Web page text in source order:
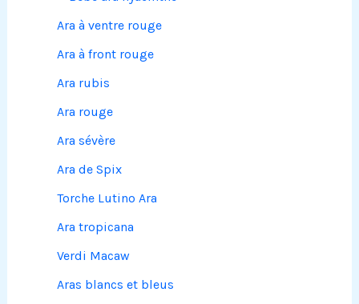
Ara à ventre rouge
Ara à front rouge
Ara rubis
Ara rouge
Ara sévère
Ara de Spix
Torche Lutino Ara
Ara tropicana
Verdi Macaw
Aras blancs et bleus